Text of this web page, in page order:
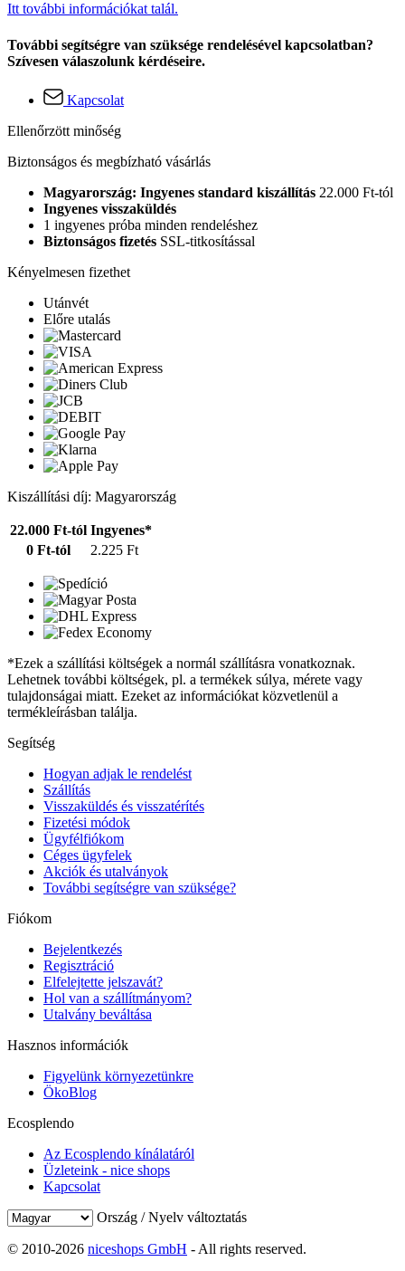
Itt további információkat talál.
További segítségre van szüksége rendelésével kapcsolatban?
Szívesen válaszolunk kérdéseire.
Kapcsolat
Ellenőrzött minőség
Biztonságos és megbízható vásárlás
Magyarország: Ingyenes standard kiszállítás 22.000 Ft-tól
Ingyenes visszaküldés
1 ingyenes próba minden rendeléshez
Biztonságos fizetés SSL-titkosítással
Kényelmesen fizethet
Utánvét
Előre utalás
Kiszállítási díj: Magyarország
22.000 Ft-tól Ingyenes*
0 Ft-tól
2.225 Ft
*Ezek a szállítási költségek a normál szállításra vonatkoznak.
Lehetnek további költségek, pl. a termékek súlya, mérete vagy
tulajdonságai miatt. Ezeket az információkat közvetlenül a
termékleírásban találja.
Segítség
Hogyan adjak le rendelést
Szállítás
Visszaküldés és visszatérítés
Fizetési módok
Ügyfélfiókom
Céges ügyfelek
Akciók és utalványok
További segítségre van szüksége?
Fiókom
Bejelentkezés
Regisztráció
Elfelejtette jelszavát?
Hol van a szállítmányom?
Utalvány beváltása
Hasznos információk
Figyelünk környezetünkre
ÖkoBlog
Ecosplendo
Az Ecosplendo kínálatáról
Üzleteink - nice shops
Kapcsolat
Ország / Nyelv változtatás
© 2010-2026 niceshops GmbH - All rights reserved.